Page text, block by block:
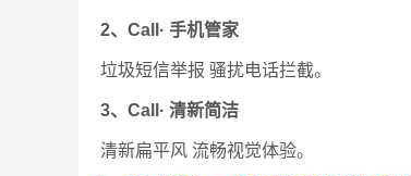
2、Call· 手机管家
垃圾短信举报 骚扰电话拦截。
3、Call· 清新简洁
清新扁平风 流畅视觉体验。